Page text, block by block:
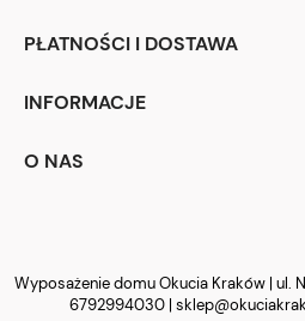
PŁATNOŚCI I DOSTAWA
INFORMACJE
O NAS
Wyposażenie domu Okucia Kraków | ul.
6792994030 |